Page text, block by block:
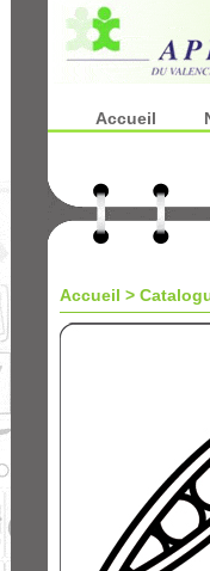
Accueil
Accueil >